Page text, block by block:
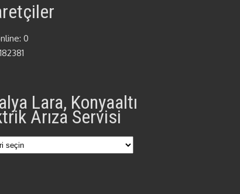
0
Lara, Konyaaltı
Arıza Servisi